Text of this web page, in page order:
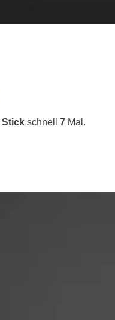
Stick schnell 7 Mal.